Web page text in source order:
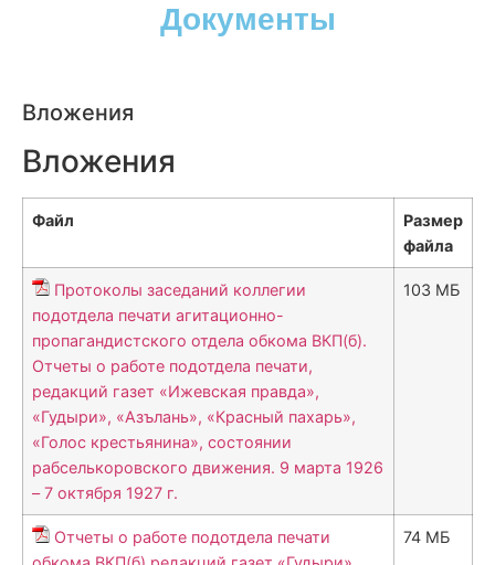
Документы
Вложения
Вложения
Файл
Размер
файла
Протоколы заседаний коллегии
подотдела печати агитационно-
пропагандистского отдела обкома ВКП(б).
Отчеты о работе подотдела печати,
редакций газет «Ижевская правда»,
«Гудыри», «Азълань», «Красный пахарь»,
«Голос крестьянина», состоянии
рабселькоровского движения. 9 марта 1926
– 7 октября 1927 г.
103 МБ
Отчеты о работе подотдела печати
74 МБ